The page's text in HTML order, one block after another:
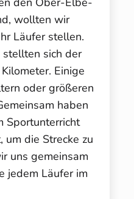
wollten wir
Läufer stellen.
stellten sich der
Einige
oder größeren
haben
Sportunterricht
um die Strecke zu
uns gemeinsam
jedem Läufer im